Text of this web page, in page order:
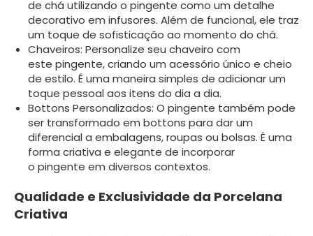
de chá utilizando o pingente como um detalhe
decorativo em infusores. Além de funcional, ele traz
um toque de sofisticação ao momento do chá.
Chaveiros: Personalize seu chaveiro com
este pingente, criando um acessório único e cheio
de estilo. É uma maneira simples de adicionar um
toque pessoal aos itens do dia a dia.
Bottons Personalizados: O pingente também pode
ser transformado em bottons para dar um
diferencial a embalagens, roupas ou bolsas. É uma
forma criativa e elegante de incorporar
o pingente em diversos contextos.
Qualidade e Exclusividade da Porcelana
Criativa